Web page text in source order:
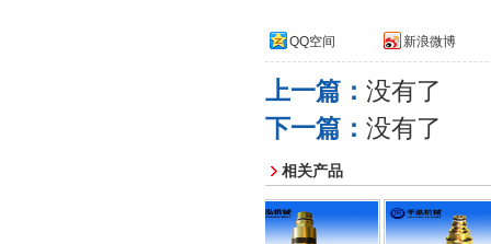
QQ空间 新浪微博
上一篇： 没有了
下一篇： 没有了
相关产品